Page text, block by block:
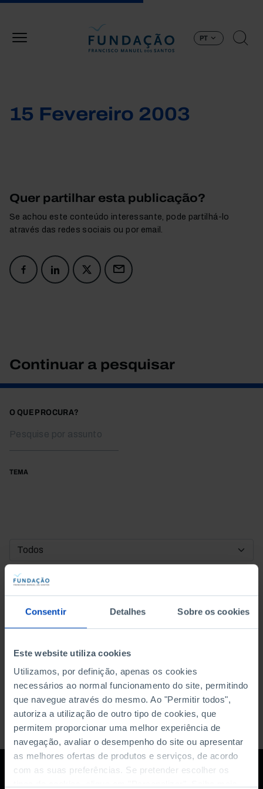
Consentir Detalhes Sobre os cookies
Este website utiliza cookies
Utilizamos, por definição, apenas os cookies
necessários ao normal funcionamento do site, permitindo
que navegue através do mesmo. Ao "Permitir todos",
autoriza a utilização de outro tipo de cookies, que
permitem proporcionar uma melhor experiência de
navegação, avaliar o desempenho do site ou apresentar
as melhores ofertas de produtos e serviços, de acordo
com as suas preferências. Se pretender escolher os
PT
15 Fevereiro 2003
Quer partilhar esta publicação?
Se achou este conteúdo interessante, pode partilhá-lo
através das redes sociais ou por email.
Continuar a pesquisar
O QUE PROCURA?
TEMA
DATA DE INÍCIO
DATA DE FIM